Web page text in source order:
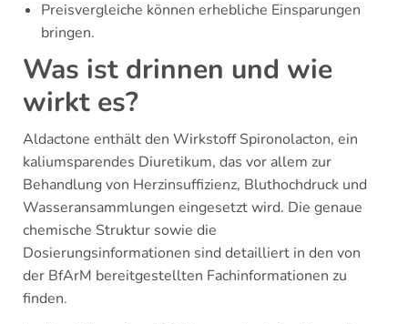
Preisvergleiche können erhebliche Einsparungen
bringen.
Was ist drinnen und wie
wirkt es?
Aldactone enthält den Wirkstoff Spironolacton, ein
kaliumsparendes Diuretikum, das vor allem zur
Behandlung von Herzinsuffizienz, Bluthochdruck und
Wasseransammlungen eingesetzt wird. Die genaue
chemische Struktur sowie die
Dosierungsinformationen sind detailliert in den von
der BfArM bereitgestellten Fachinformationen zu
finden.